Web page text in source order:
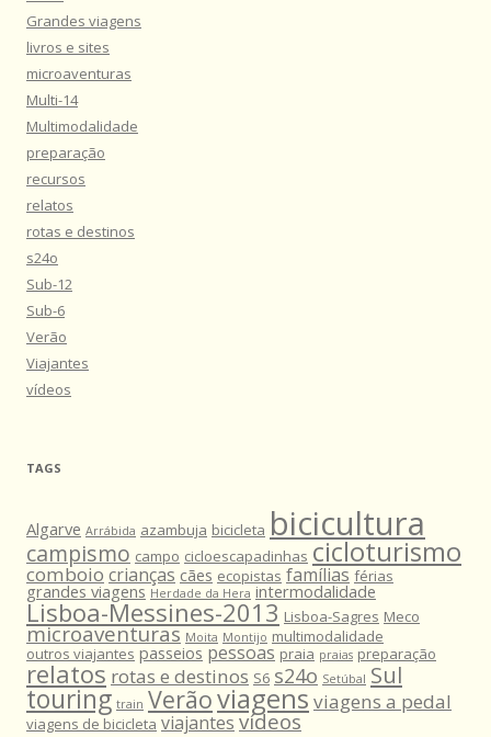
Grandes viagens
livros e sites
microaventuras
Multi-14
Multimodalidade
preparação
recursos
relatos
rotas e destinos
s24o
Sub-12
Sub-6
Verão
Viajantes
vídeos
TAGS
Algarve Arrábida azambuja bicicleta bicicultura
campismo campo cicloescapadinhas cicloturismo
comboio crianças cães ecopistas famílias férias
grandes viagens Herdade da Hera intermodalidade
Lisboa-Messines-2013 Lisboa-Sagres Meco
microaventuras Moita Montijo multimodalidade
outros viajantes passeios pessoas praia praias preparação
relatos rotas e destinos S6 s24o Setúbal Sul
touring train Verãoviagens viagens a pedal
viagens de bicicleta viajantes vídeos